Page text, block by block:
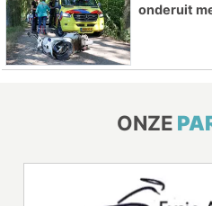
onderuit
ONZE